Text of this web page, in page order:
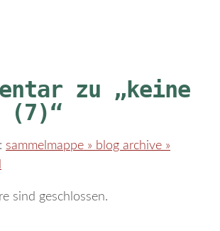
zu „keine
(7)“
sammelmappe » blog archive »
sind geschlossen.